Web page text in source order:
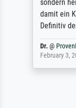
sondern
damit ein
Definitiv
Dr. @
February 3,